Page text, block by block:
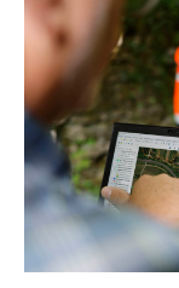
Start
Planung,
Aktuelles